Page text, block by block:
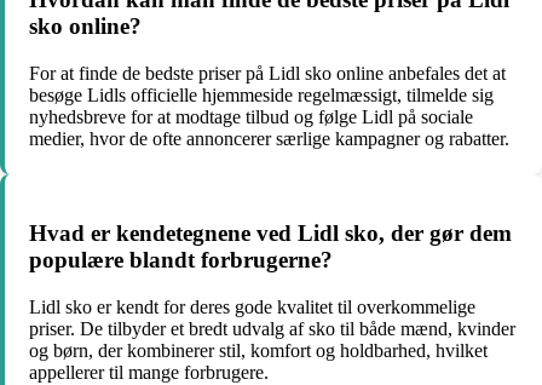
sko online?
For at finde de bedste priser på Lidl sko online anbefales det at
besøge Lidls officielle hjemmeside regelmæssigt, tilmelde sig
nyhedsbreve for at modtage tilbud og følge Lidl på sociale
medier, hvor de ofte annoncerer særlige kampagner og rabatter.
Hvad er kendetegnene ved Lidl sko, der gør dem
populære blandt forbrugerne?
Lidl sko er kendt for deres gode kvalitet til overkommelige
priser. De tilbyder et bredt udvalg af sko til både mænd, kvinder
og børn, der kombinerer stil, komfort og holdbarhed, hvilket
appellerer til mange forbrugere.